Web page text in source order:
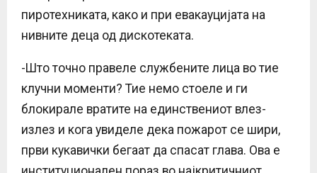
пиротехниката, како и при евакауцијата на
нивните деца од дискотеката.
-Што точно правеле службените лица во тие
клучни моменти? Тие немо стоеле и ги
блокирале вратите на единствениот влез-
излез и кога увиделе дека пожарот се шири,
први кукавички бегаат да спасат глава. Ова е